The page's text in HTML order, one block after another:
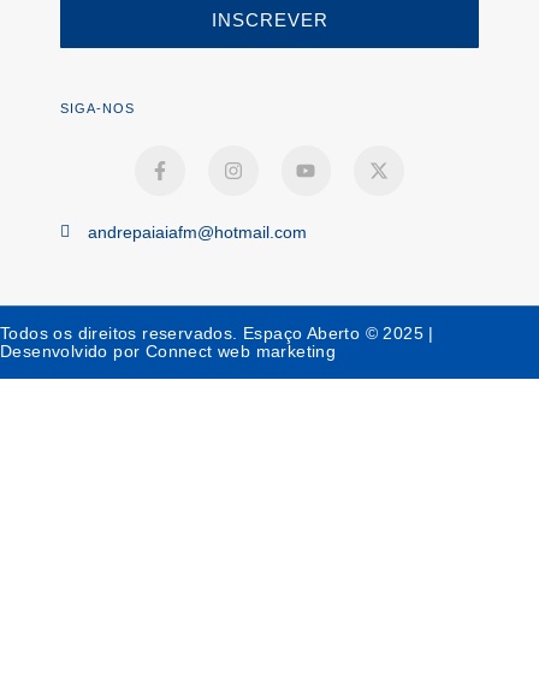
INSCREVER
SIGA-NOS
andrepaiaiafm@hotmail.com
Todos os direitos reservados. Espaço Aberto © 2025 |
Desenvolvido por Connect web marketing